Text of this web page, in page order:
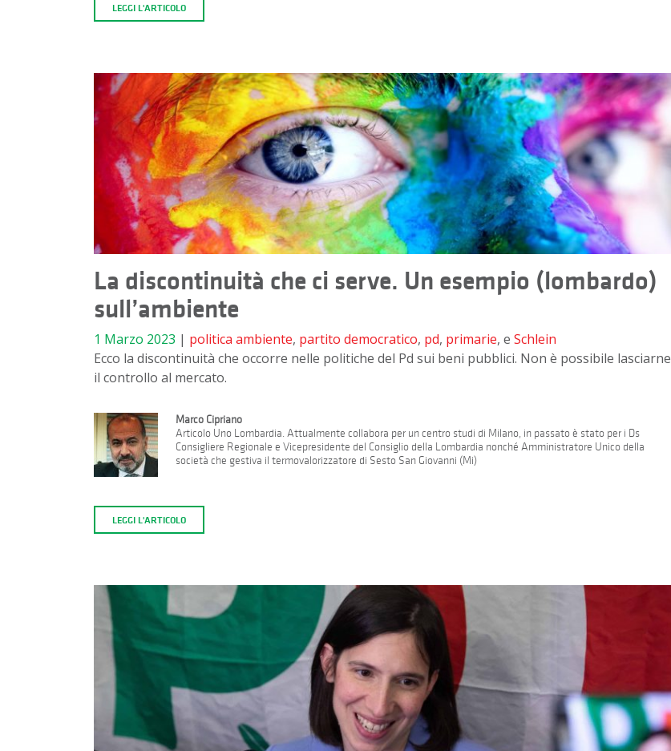
LEGGI L'ARTICOLO
La discontinuità che ci serve. Un esempio (lombardo)
sull’ambiente
1 Marzo 2023 | politica ambiente, partito democratico, pd, primarie, e Schlein
Ecco la discontinuità che occorre nelle politiche del Pd sui beni pubblici. Non è possibile lasciarne
il controllo al mercato.
Marco Cipriano
Articolo Uno Lombardia. Attualmente collabora per un centro studi di Milano, in passato è stato per i Ds
Consigliere Regionale e Vicepresidente del Consiglio della Lombardia nonché Amministratore Unico della
società che gestiva il termovalorizzatore di Sesto San Giovanni (Mi)
LEGGI L'ARTICOLO